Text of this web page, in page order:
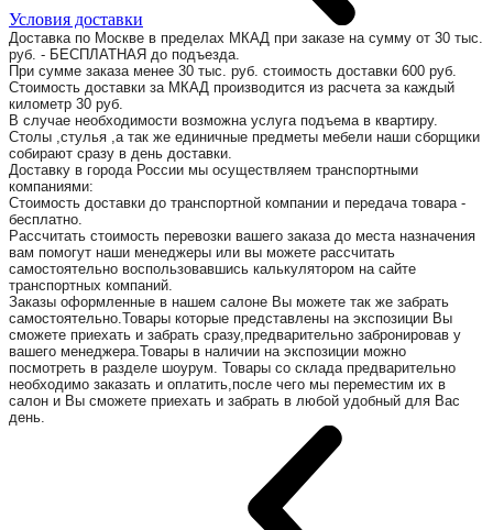
Условия доставки
Доставка по Москве в пределах МКАД при заказе на сумму от 30 тыс.
руб. - БЕСПЛАТНАЯ до подъезда.
При сумме заказа менее 30 тыс. руб. стоимость доставки 600 руб.
Стоимость доставки за МКАД производится из расчета за каждый
километр 30 руб.
В случае необходимости возможна услуга подъема в квартиру.
Столы ,стулья ,а так же единичные предметы мебели наши сборщики
собирают сразу в день доставки.
Доставку в города России мы осуществляем транспортными
компаниями:
Стоимость доставки до транспортной компании и передача товара -
бесплатно.
Рассчитать стоимость перевозки вашего заказа до места назначения
вам помогут наши менеджеры или вы можете рассчитать
самостоятельно воспользовавшись калькулятором на сайте
транспортных компаний.
Заказы оформленные в нашем салоне Вы можете так же забрать
самостоятельно.Товары которые представлены на экспозиции Вы
сможете приехать и забрать сразу,предварительно забронировав у
вашего менеджера.Товары в наличии на экспозиции можно
посмотреть в разделе шоурум. Товары со склада предварительно
необходимо заказать и оплатить,после чего мы переместим их в
салон и Вы сможете приехать и забрать в любой удобный для Вас
день.